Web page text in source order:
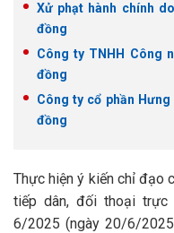
Xử phạt hành chính
đồng
Công ty TNHH Công
đồng
Công ty cổ phần
đồng
Thực hiện ý kiến chỉ đạo
tiếp dân, đối thoại trực
6/2025 (ngày 20/6/